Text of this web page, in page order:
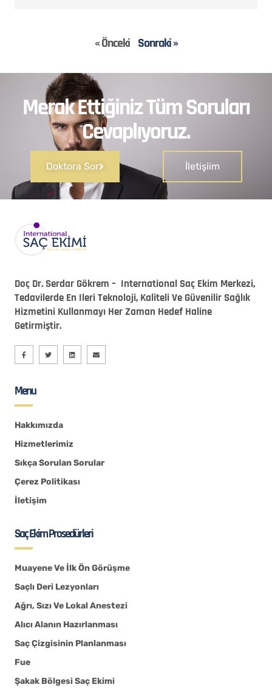
« Önceki Sonraki »
Merak Ettiğiniz Tüm Soruları
Cevaplıyoruz.
Doktora Sor İletişiim
Doç Dr. Serdar Gökrem – International Saç Ekim Merkezi,
Tedavilerde En Ileri Teknoloji, Kaliteli Ve Güvenilir Sağlık
Hizmetini Kullanmayı Her Zaman Hedef Haline
Getirmiştir.
Menu
Hakkımızda
Hizmetlerimiz
Sıkça Sorulan Sorular
Çerez Politikası
İletişim
Saç Ekim Prosedürleri
Muayene Ve İlk Ön Görüşme
Saçlı Deri Lezyonları
Ağrı, Sızı Ve Lokal Anestezi
Alıcı Alanın Hazırlanması
Saç Çizgisinin Planlanması
Fue
Şakak Bölgesi Saç Ekimi